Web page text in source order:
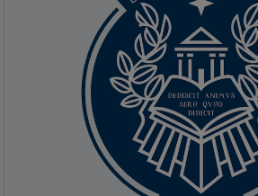
LÍNIA EDITORIAL